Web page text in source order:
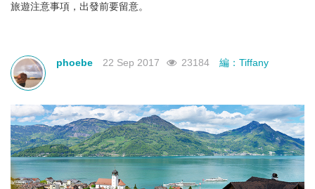
旅遊注意事項，出發前要留意。
phoebe 22 Sep 2017 23184 編：Tiffany